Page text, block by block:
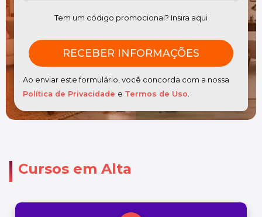
Tem um código promocional? Insira aqui
Ao enviar este formulário, você concorda com a nossa
Política de Privacidade e Termos de Uso.
Cursos em Alta